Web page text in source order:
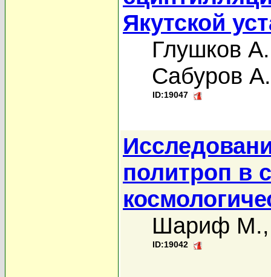
Якутской
Глушков
Сабуров
ID:19047
политроп в
Шариф М.
ID:19042